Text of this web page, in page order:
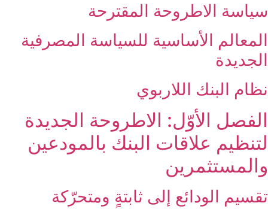
سياسة الاطروحة المقترحة
المعالم الأساسية للسياسة المصرفية
الجديدة
نظام البنك اللاربوي‏
الفصل الأوّل: الاطروحة الجديدة
لتنظيم علاقات البنك بالمودعين
والمستثمرين‏
تقسيم الودائع إلى ثابتةٍ ومتحرّكة